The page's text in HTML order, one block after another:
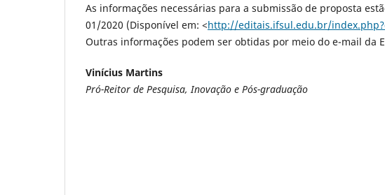
As informações necessárias para a submissão de proposta
01/2020 (Disponível em: <http://editais.ifsul.edu.br/
Outras informações podem ser obtidas por meio do e-mail da
Vinícius Martins
Pró-Reitor de Pesquisa, Inovação e Pós-graduação